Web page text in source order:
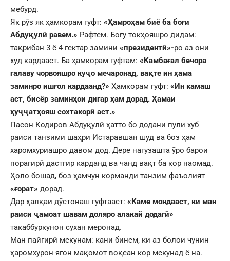
мебурд.
Як рӯз як ҳамкорам гуфт: «Ҳамроҳам биё ба боғи
Абдуқулӣ равем.» Рафтем. Боғу токҳояшро дидам:
тақрибан 3 ё 4 гектар замини «президентӣ»-ро аз они
худ кардааст. Ба ҳамкорам гуфтам: «Камбағал бечора
галаву чорвояшро куҷо мечаронад, вақте ин ҳама
заминро ишғол кардаанд?» Ҳамкорам гуфт: «Ин камаш
аст, бисёр заминҳои дигар ҳам дорад. Ҳамаи
ҳуҷҷатҳояш сохтакорӣ аст.»
Пасон Кодиров Абдуқулӣ ҳатто бо додани пули хуб
раиси танзими шаҳри Истаравшан шуд ва боз ҳам
харомхуриашро давом дод. Дере нагузашта ӯро барои
порагирӣ дастгир карданд ва чанд вақт ба кор наомад.
Ҳоло бошад, боз ҳамчун корманди танзим фаъолият
«ғорат» дорад.
Дар ҳалқаи дӯстонаш гуфтааст: «Каме мондааст, ки ман
раиси ҷамоат шавам доляро алакай додагӣ»
такаббуркунон сухан меронад.
Ман пайгирӣ мекунам: кани бинем, ки аз болои чунин
ҳаромхурон ягон мақомот воқеан кор мекунад ё на.